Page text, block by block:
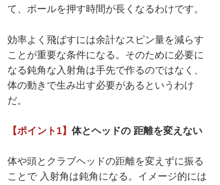
て、ボールを押す時間が長くなるわけです。
効率よく飛ばすには余計なスピン量を減らす
ことが重要な条件になる。そのために必要に
なる鈍角な入射角は手先で作るのではなく、
体の動きで生み出す必要があるというわけ
だ。
【ポイント1】 体とヘッドの 距離を変えない
体や頭とクラブヘッドの距離を変えずに振る
ことで 入射角は鈍角になる。イメージ的には